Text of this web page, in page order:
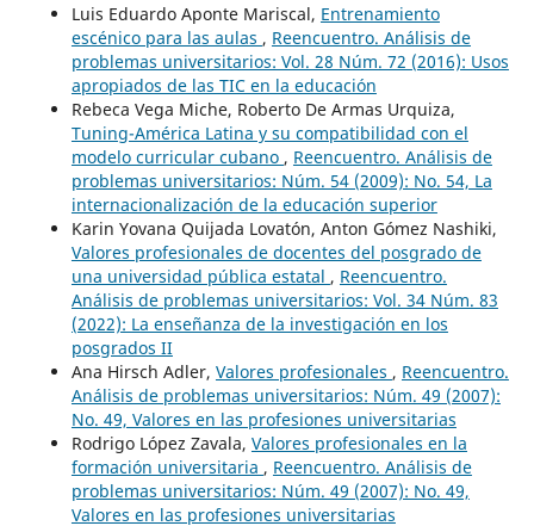
Luis Eduardo Aponte Mariscal, Entrenamiento
escénico para las aulas , Reencuentro. Análisis de
problemas universitarios: Vol. 28 Núm. 72 (2016): Usos
apropiados de las TIC en la educación
Rebeca Vega Miche, Roberto De Armas Urquiza,
Tuning-América Latina y su compatibilidad con el
modelo curricular cubano , Reencuentro. Análisis de
problemas universitarios: Núm. 54 (2009): No. 54, La
internacionalización de la educación superior
Karin Yovana Quijada Lovatón, Anton Gómez Nashiki,
Valores profesionales de docentes del posgrado de
una universidad pública estatal , Reencuentro.
Análisis de problemas universitarios: Vol. 34 Núm. 83
(2022): La enseñanza de la investigación en los
posgrados II
Ana Hirsch Adler, Valores profesionales , Reencuentro.
Análisis de problemas universitarios: Núm. 49 (2007):
No. 49, Valores en las profesiones universitarias
Rodrigo López Zavala, Valores profesionales en la
formación universitaria , Reencuentro. Análisis de
problemas universitarios: Núm. 49 (2007): No. 49,
Valores en las profesiones universitarias